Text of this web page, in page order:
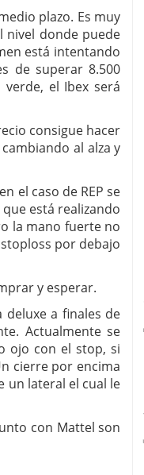
plazo. Es muy
nivel donde puede
está intentando
de superar 8.500
el Ibex será
consigue hacer
al alza y
el caso de REP se
está realizando
la mano fuerte no
por debajo
y esperar.
deluxe a finales de
Actualmente se
ojo con el stop, si
cierre por encima
un lateral el cual le
con Mattel son